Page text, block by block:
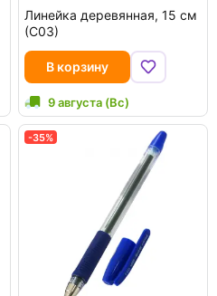
Линейка деревянная, 15 см
(С03)
В корзину
9 августа (Вс)
-35%